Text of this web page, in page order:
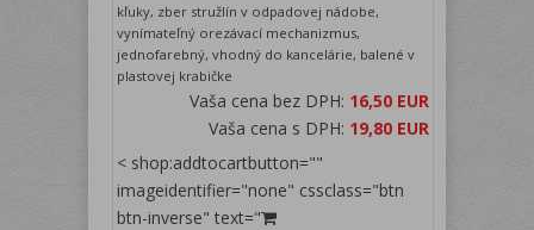
kľuky, zber stružlín v odpadovej nádobe,
vynímateľný orezávací mechanizmus,
jednofarebný, vhodný do kancelárie, balené v
plastovej krabičke
Vaša cena bez DPH: 16,50 EUR
Vaša cena s DPH: 19,80 EUR
< shop:addtocartbutton=""
imageidentifier="none" cssclass="btn
btn-inverse" text="